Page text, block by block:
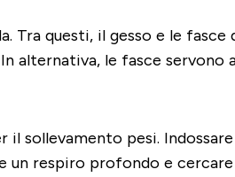
Tra questi, il gesso e le
alternativa, le fasce
sollevamento pesi.
respiro profondo e